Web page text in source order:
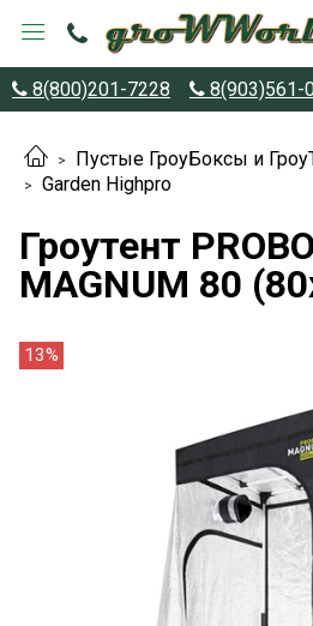
8(800)201-7228 8(903)561-
Пустые ГроуБоксы и
Garden Highpro
Гроутент
MAGNUM 80
13%